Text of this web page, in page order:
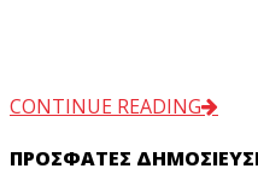
CONTINUE READING
ΠΡΌΣΦΑΤΕΣ